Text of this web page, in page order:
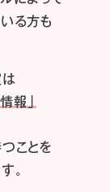
る方も
報」
ことを
。